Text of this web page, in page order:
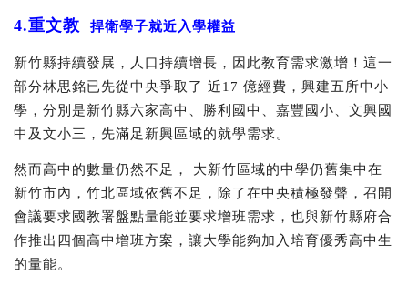
4.重文教 捍衛學子就近入學權益
新竹縣持續發展，人口持續增長，因此教育需求激增！這⼀
部分林思銘已先從中央爭取了 近17 億經費，興建五所中小
學，分別是新竹縣六家高中、勝利國中、嘉豐國小、文興國
中及文小三，先滿足新興區域的就學需求。
然而高中的數量仍然不足， 大新竹區域的中學仍舊集中在
新竹市內，竹北區域依舊不足，除了在中央積極發聲，召開
會議要求國教署盤點量能並要求增班需求，也與新竹縣府合
作推出四個高中增班方案，讓大學能夠加入培育優秀高中生
的量能。